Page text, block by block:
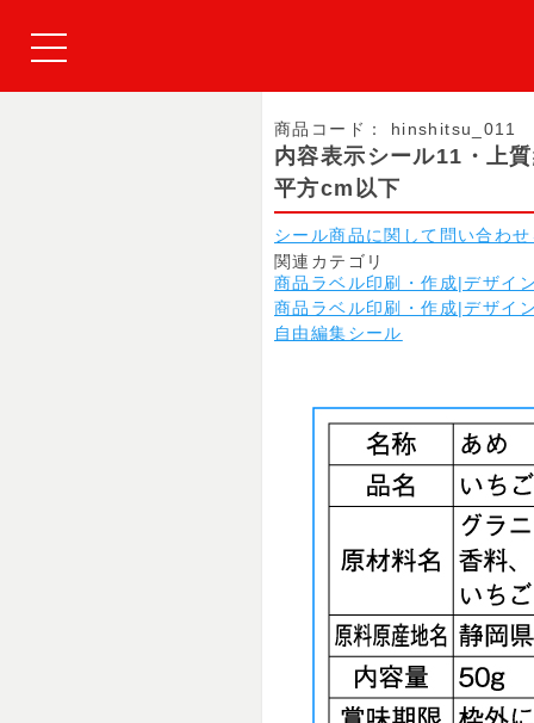
商品コード： hinshitsu_011
内容表示シール11・上
平方cm以下
シール商品に関して問い合わ
関連カテゴリ
商品ラベル印刷・作成|デザイ
商品ラベル印刷・作成|デザイ
自由編集シール